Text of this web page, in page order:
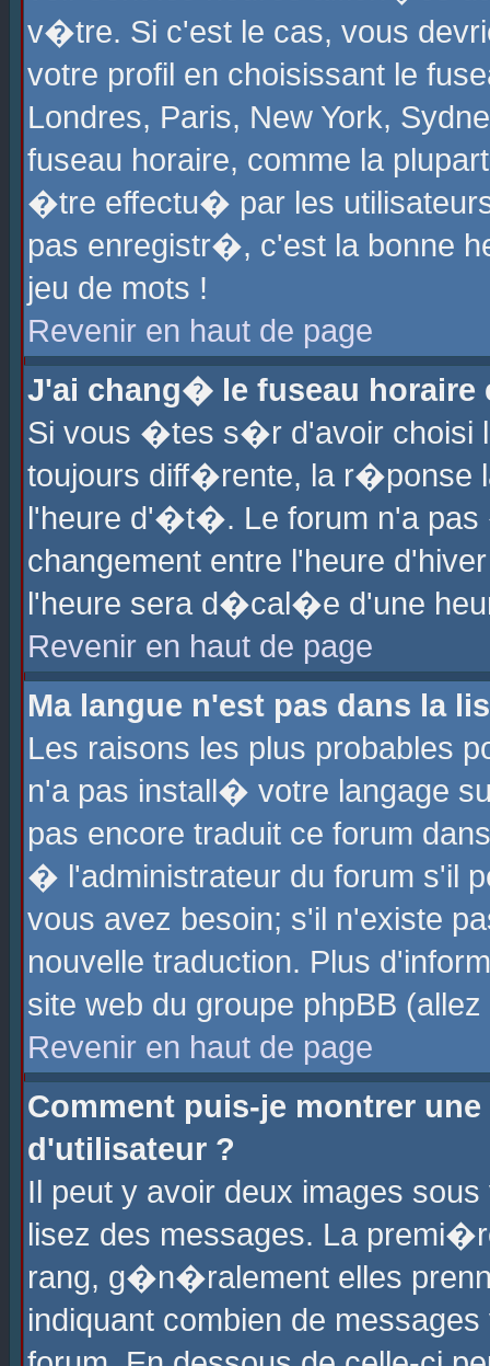
v�tre. Si c'est le cas, vous
votre profil en choisissant le
Londres, Paris, New York,
fuseau horaire, comme la
�tre effectu� par les
pas enregistr�, c'est la bonne
jeu de mots !
Revenir en haut de page
J'ai chang� le fuseau horaire
Si vous �tes s�r d'avoir choisi
toujours diff�rente, la r�ponse
l'heure d'�t�. Le forum n'a
changement entre l'heure
l'heure sera d�cal�e d'une
Revenir en haut de page
Ma langue n'est pas dans la
Les raisons les plus probables
n'a pas install� votre langage
pas encore traduit ce forum
� l'administrateur du forum s'il
vous avez besoin; s'il n'existe
nouvelle traduction. Plus
site web du groupe phpBB
Revenir en haut de page
Comment puis-je montrer
d'utilisateur ?
Il peut y avoir deux images
lisez des messages. La
rang, g�n�ralement elles
indiquant combien de